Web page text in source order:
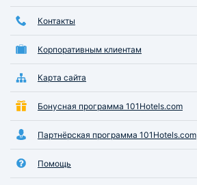
Контакты
Корпоративным клиентам
Карта сайта
Бонусная программа 101Hotels.com
Партнёрская программа 101Hotels.com
Помощь